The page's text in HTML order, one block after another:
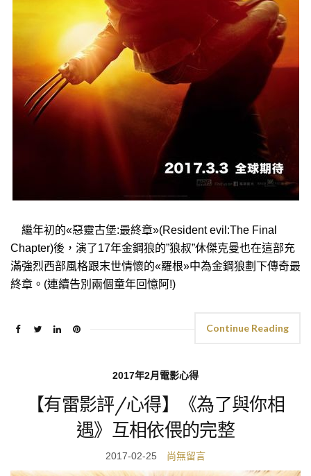
繼年初的«惡靈古堡:最終章»(Resident evil:The Final
Chapter)後，演了17年金鋼狼的”狼叔”休傑克曼也在這部充
滿強烈西部風格跟末世情懷的«羅根»中為金鋼狼劃下傳奇最
終章。(連續告別兩個童年回憶阿!)
Continue Reading
2017年2月電影心得
【有雷影評/心得】《為了與你相
遇》互相依偎的完整
2017-02-25 尚無留言